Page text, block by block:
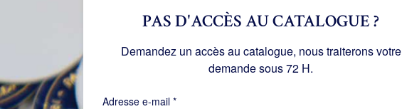
PAS D'ACCÈS AU CATALOGUE ?
Demandez un accès au catalogue, nous traiterons votre
demande sous 72 H.
Adresse e-mail *Obligatoire